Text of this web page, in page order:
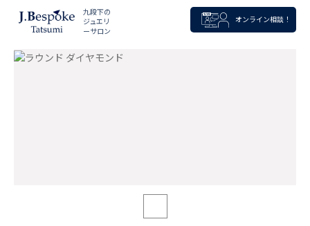
九段下の
ジュエリ
ーサロン
オンライン相談！